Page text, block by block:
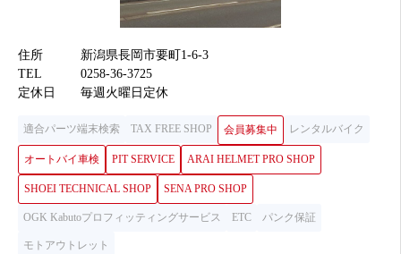
住所
新潟県長岡市要町1-6-3
TEL
0258-36-3725
定休日
毎週火曜日定休
適合パーツ端末検索 TAX FREE SHOP 会員募集中 レンタルバイク
オートバイ車検 PIT SERVICE ARAI HELMET PRO SHOP
SHOEI TECHNICAL SHOP SENA PRO SHOP
OGK Kabutoプロフィッティングサービス ETC パンク保証
モトアウトレット